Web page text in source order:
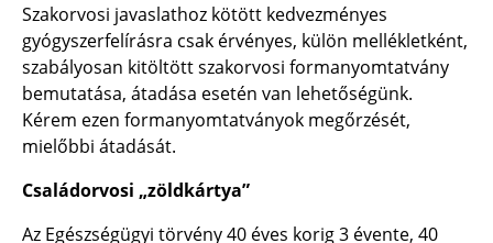
Szakorvosi javaslathoz kötött kedvezményes
gyógyszerfelírásra csak érvényes, külön mellékletként,
szabályosan kitöltött szakorvosi formanyomtatvány
bemutatása, átadása esetén van lehetőségünk.
Kérem ezen formanyomtatványok megőrzését,
mielőbbi átadását.
Családorvosi „zöldkártya”
Az Egészségügyi törvény 40 éves korig 3 évente, 40